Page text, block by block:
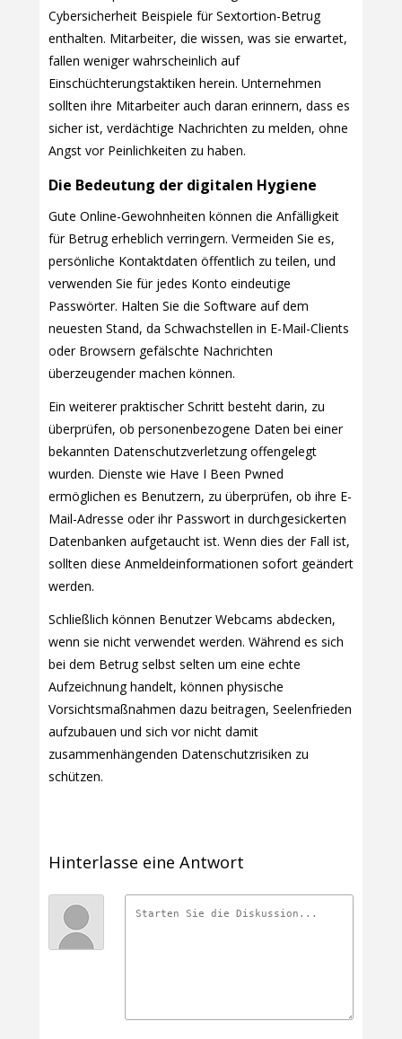
Cybersicherheit Beispiele für Sextortion-Betrug
enthalten. Mitarbeiter, die wissen, was sie erwartet,
fallen weniger wahrscheinlich auf
Einschüchterungstaktiken herein. Unternehmen
sollten ihre Mitarbeiter auch daran erinnern, dass es
sicher ist, verdächtige Nachrichten zu melden, ohne
Angst vor Peinlichkeiten zu haben.
Die Bedeutung der digitalen Hygiene
Gute Online-Gewohnheiten können die Anfälligkeit
für Betrug erheblich verringern. Vermeiden Sie es,
persönliche Kontaktdaten öffentlich zu teilen, und
verwenden Sie für jedes Konto eindeutige
Passwörter. Halten Sie die Software auf dem
neuesten Stand, da Schwachstellen in E-Mail-Clients
oder Browsern gefälschte Nachrichten
überzeugender machen können.
Ein weiterer praktischer Schritt besteht darin, zu
überprüfen, ob personenbezogene Daten bei einer
bekannten Datenschutzverletzung offengelegt
wurden. Dienste wie Have I Been Pwned
ermöglichen es Benutzern, zu überprüfen, ob ihre E-
Mail-Adresse oder ihr Passwort in durchgesickerten
Datenbanken aufgetaucht ist. Wenn dies der Fall ist,
sollten diese Anmeldeinformationen sofort geändert
werden.
Schließlich können Benutzer Webcams abdecken,
wenn sie nicht verwendet werden. Während es sich
bei dem Betrug selbst selten um eine echte
Aufzeichnung handelt, können physische
Vorsichtsmaßnahmen dazu beitragen, Seelenfrieden
aufzubauen und sich vor nicht damit
zusammenhängenden Datenschutzrisiken zu
schützen.
Hinterlasse eine Antwort